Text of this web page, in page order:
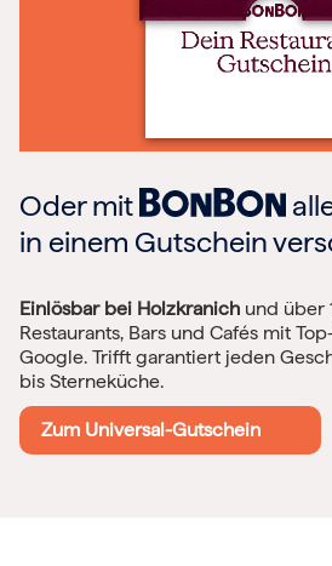
Oder mit
in einem Gutschein
Einlösbar bei Holzkranich und über
Restaurants, Bars und Cafés mit
Google. Trifft garantiert jeden
bis Sterneküche.
Zum Universal-Gutschein